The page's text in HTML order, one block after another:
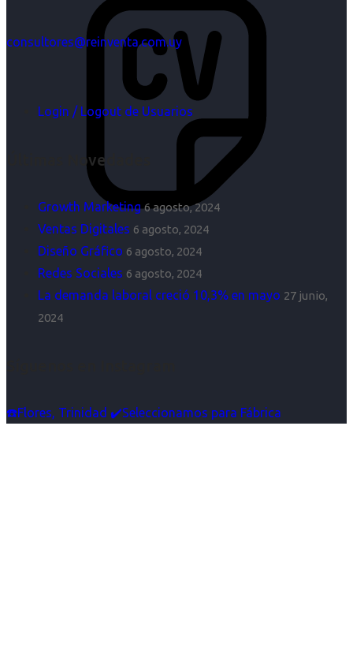
consultores@reinventa.com.uy
Login / Logout de Usuarios
Últimas Novedades
Growth Marketing 6 agosto, 2024
Ventas Digitales 6 agosto, 2024
Diseño Gráfico 6 agosto, 2024
Redes Sociales 6 agosto, 2024
La demanda laboral creció 10,3% en mayo 27 junio,
2024
☎️Flores, Trinidad ✔️Seleccionamos para Fábrica